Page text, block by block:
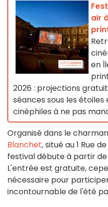
air
en
2026 : projections
séances sous les
cinéphiles à ne pas
Organisé dans le
Blanchet, situé au 1 Rue
festival débute à partir de
L'entrée est gratuite,
nécessaire pour
incontournable de l'été